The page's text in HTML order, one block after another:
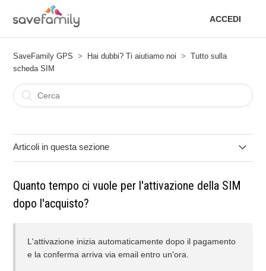
ACCEDI
SaveFamily GPS Hai dubbi? Ti aiutiamo noi
Tutto sulla
scheda SIM
Articoli in questa sezione
cancellato o non riuscito
Cosa fare se non ricevo l'email di attivazione?
Quanto tempo ci vuole per l'attivazione della SIM
dopo l'acquisto?
L'attivazione inizia automaticamente dopo il pagamento
e la conferma arriva via email entro un'ora.